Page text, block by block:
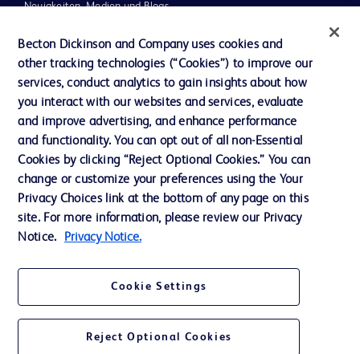
Neuigkeiten, Medien und Blogs
Unser Unternehmen
AGB
Kontaktieren Sie uns
Cookie-Einstellungen
Datenschutz
Nutzungsbedingungen
© 2026 BD. Alle Rechte vorbehalten. BD und das BD-Logo sind Marken von
Becton Dickinson and Company uses cookies and
other tracking technologies (“Cookies”) to improve our
services, conduct analytics to gain insights about how
you interact with our websites and services, evaluate
and improve advertising, and enhance performance
and functionality. You can opt out of all non-Essential
Cookies by clicking “Reject Optional Cookies.” You can
change or customize your preferences using the Your
Privacy Choices link at the bottom of any page on this
site. For more information, please review our Privacy
Notice.
Privacy Notice.
Cookie Settings
Reject Optional Cookies